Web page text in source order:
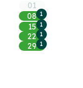
01
08 1
15 1
22 1
29 1